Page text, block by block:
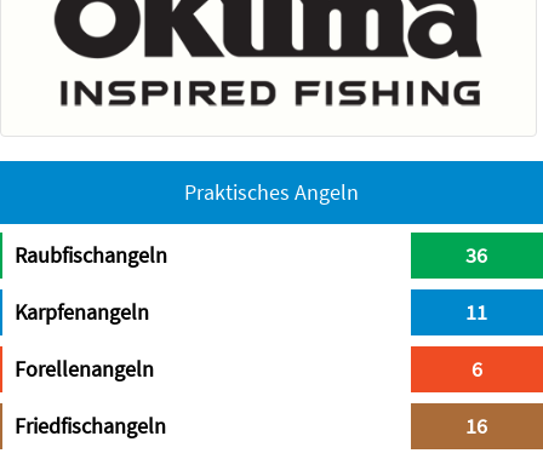
Praktisches Angeln
Raubfischangeln 36
Karpfenangeln 11
Forellenangeln 6
Friedfischangeln 16